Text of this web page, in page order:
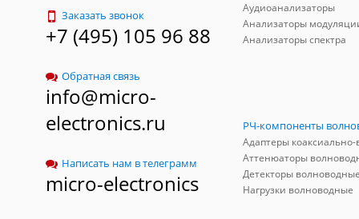
Заказать звонок
+7 (495) 105 96 88
Обратная связь
info@micro-
electronics.ru
Написать нам в телеграмм
micro-electronics
Аудиоанализаторы
Анализаторы
Анализаторы спектра
Аттенюаторы
Детекторы волноводные
Нагрузки волноводные